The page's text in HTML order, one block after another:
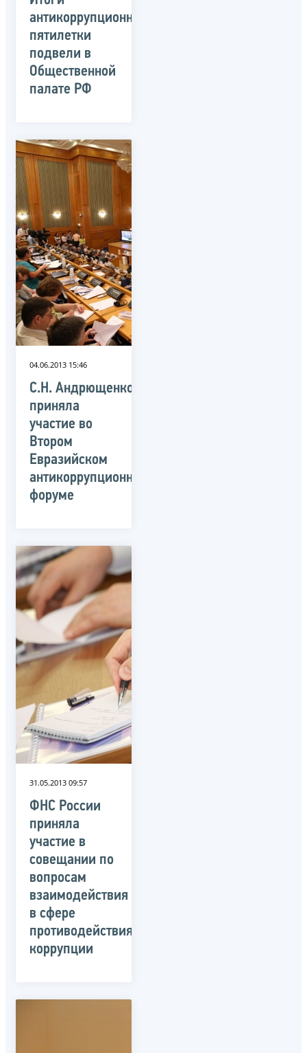
антикоррупционной
пятилетки
подвели в
Общественной
палате РФ
04.06.2013 15:46
С.Н. Андрющенко
приняла
участие во
Втором
Евразийском
антикоррупционном
форуме
31.05.2013 09:57
ФНС России
приняла
участие в
совещании по
вопросам
взаимодействия
в сфере
противодействия
коррупции